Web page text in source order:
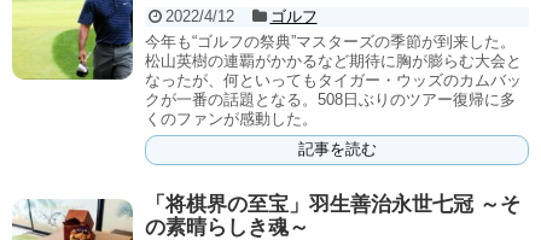
2022/4/12
ゴルフ
今年も“ゴルフの祭典”マスターズの季節が到来した。
松山英樹の連覇がかかるなど期待に胸が膨らむ大会と
なったが、何といってもタイガー・ウッズのカムバッ
クが一番の話題となる。508日ぶりのツアー復帰に多
くのファンが感動した。
記事を読む
「将棋界の至宝」羽生善治永世七冠 ～そ
の素晴らしき魂～